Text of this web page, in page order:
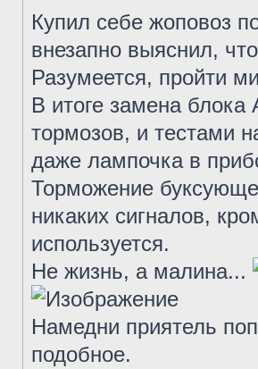
Купил себе жоповоз
внезапно выяснил,
Разумеется, пройти
В итоге замена
тормозов, и тестами
даже лампочка в
Торможение
никаких сигналов,
используется.
Не жизнь, а малина...
Намедни приятель
подобное.